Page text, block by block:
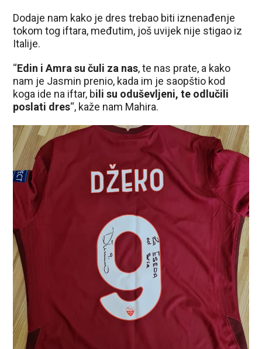
Dodaje nam kako je dres trebao biti iznenađenje
tokom tog iftara, međutim, još uvijek nije stigao iz
Italije.
“Edin i Amra su čuli za nas, te nas prate, a kako
nam je Jasmin prenio, kada im je saopštio kod
koga ide na iftar, bili su oduševljeni, te odlučili
poslati dres“, kaže nam Mahira.